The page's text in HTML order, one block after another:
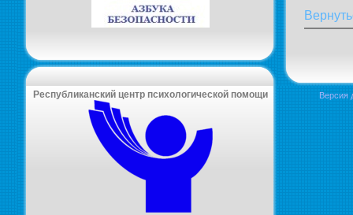
Республиканский центр психологической помощи Версия